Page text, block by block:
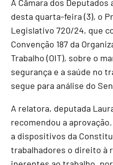
A Câmara dos Deputados
desta quarta-feira (3), o
Legislativo 720/24, que
Convenção 187 da
Trabalho (OIT), sobre o
segurança e a saúde no
segue para análise do
A relatora, deputada
recomendou a
a dispositivos da
trabalhadores o direito à